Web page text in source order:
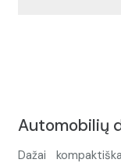
Automobilių
Dažai